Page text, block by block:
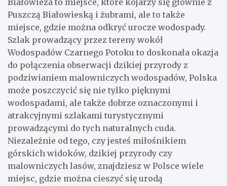
Puszczą Białowieską i żubrami, ale to także
miejsce, gdzie można odkryć urocze wodospady.
Szlak prowadzący przez tereny wokół
Wodospadów Czarnego Potoku to doskonała okazja
do połączenia obserwacji dzikiej przyrody z
podziwianiem malowniczych wodospadów, Polska
może poszczycić się nie tylko pięknymi
wodospadami, ale także dobrze oznaczonymi i
atrakcyjnymi szlakami turystycznymi
prowadzącymi do tych naturalnych cuda.
Niezależnie od tego, czy jesteś miłośnikiem
górskich widoków, dzikiej przyrody czy
malowniczych lasów, znajdziesz w Polsce wiele
miejsc, gdzie można cieszyć się urodą